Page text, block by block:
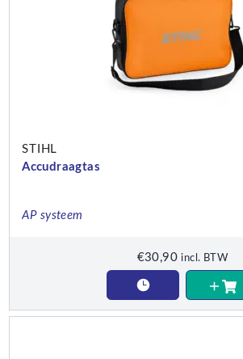
STIHL
Accudraagtas
AP systeem
€30,90 incl. BTW